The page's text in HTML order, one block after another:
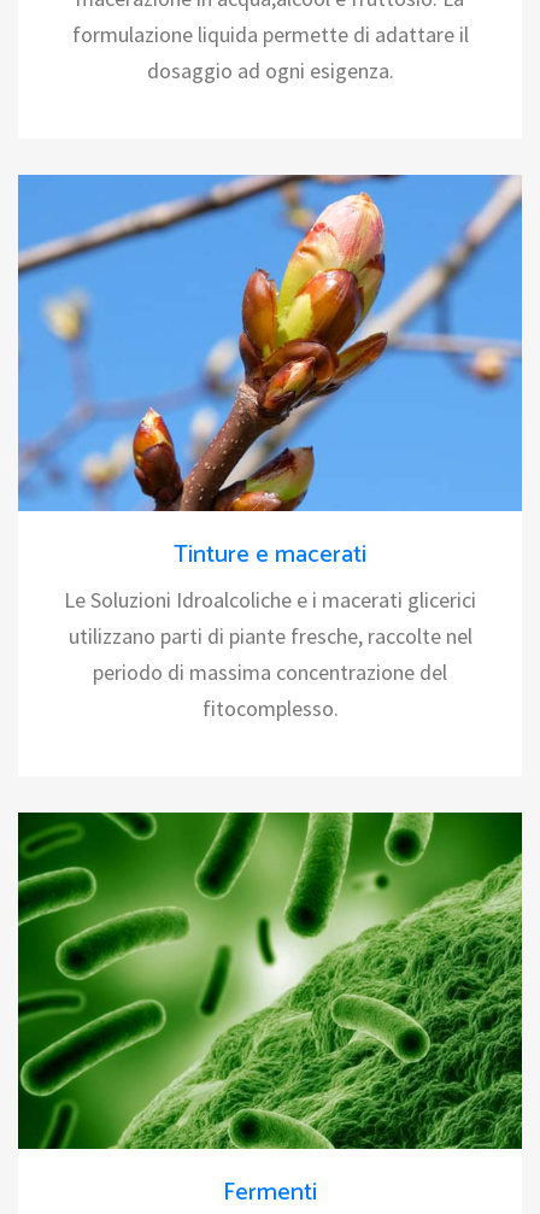
formulazione liquida permette di adattare il
dosaggio ad ogni esigenza.
Tinture e macerati
Le Soluzioni Idroalcoliche e i macerati glicerici
utilizzano parti di piante fresche, raccolte nel
periodo di massima concentrazione del
fitocomplesso.
Fermenti